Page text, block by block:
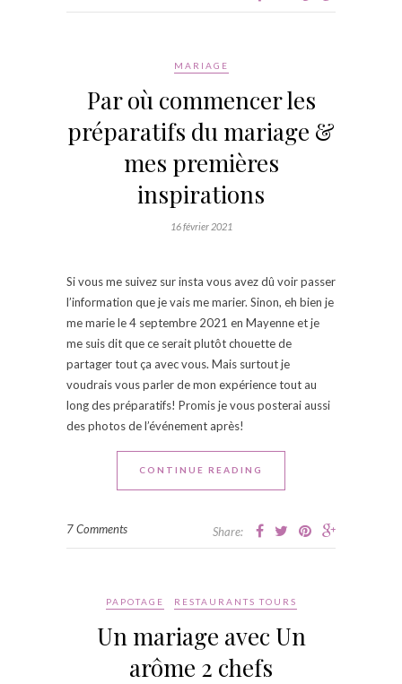
MARIAGE
Par où commencer les
préparatifs du mariage &
mes premières
inspirations
16 février 2021
Si vous me suivez sur insta vous avez dû voir passer
l’information que je vais me marier. Sinon, eh bien je
me marie le 4 septembre 2021 en Mayenne et je
me suis dit que ce serait plutôt chouette de
partager tout ça avec vous. Mais surtout je
voudrais vous parler de mon expérience tout au
long des préparatifs! Promis je vous posterai aussi
des photos de l’événement après!
CONTINUE READING
7 Comments Share:
PAPOTAGE RESTAURANTS TOURS
Un mariage avec Un
arôme 2 chefs